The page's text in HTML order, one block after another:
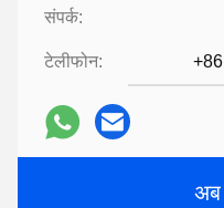
संपर्क:
टेलीफोन:
अब